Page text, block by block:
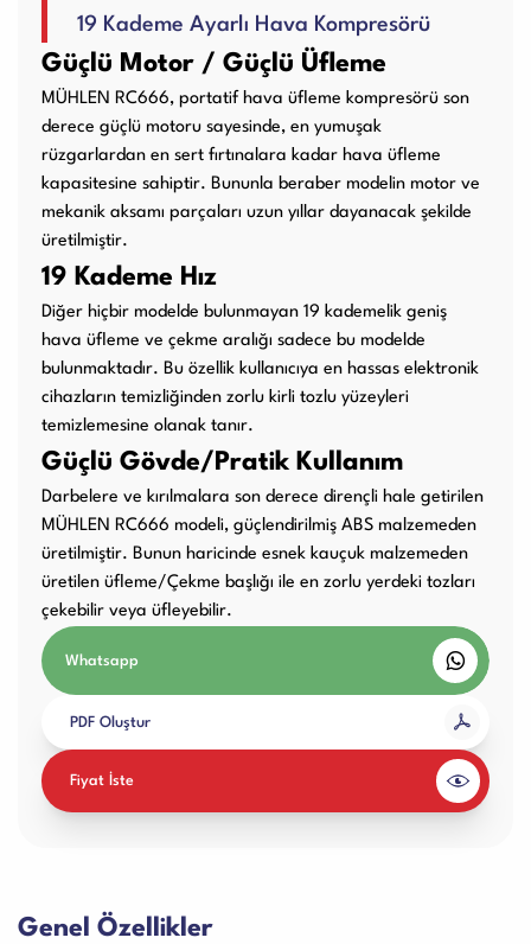
Laminasyon PVC
Makineleri
Ciltleme Makineleri
Giyotin Makineleri
Makinaları
Kullanım Kılavuzları
19 Kademe Ayarlı Hava Kompresörü
Güçlü Motor / Güçlü Üfleme
MÜHLEN RC666, portatif hava üfleme kompresörü son
derece güçlü motoru sayesinde, en yumuşak
rüzgarlardan en sert fırtınalara kadar hava üfleme
kapasitesine sahiptir. Bununla beraber modelin motor ve
mekanik aksamı parçaları uzun yıllar dayanacak şekilde
üretilmiştir.
19 Kademe Hız
Diğer hiçbir modelde bulunmayan 19 kademelik geniş
hava üfleme ve çekme aralığı sadece bu modelde
bulunmaktadır. Bu özellik kullanıcıya en hassas elektronik
cihazların temizliğinden zorlu kirli tozlu yüzeyleri
temizlemesine olanak tanır.
Güçlü Gövde/Pratik Kullanım
Darbelere ve kırılmalara son derece dirençli hale getirilen
MÜHLEN RC666 modeli, güçlendirilmiş ABS malzemeden
üretilmiştir. Bunun haricinde esnek kauçuk malzemeden
üretilen üfleme/Çekme başlığı ile en zorlu yerdeki tozları
çekebilir veya üfleyebilir.
Whatsapp
PDF Oluştur
Fiyat İste
Genel Özellikler